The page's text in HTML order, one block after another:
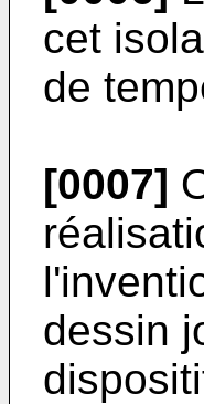
cet
de
[0007]
dessin